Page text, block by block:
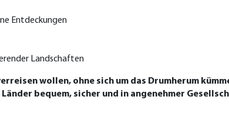
Entdeckungen
Landschaften
wollen, ohne sich um das Drumherum
bequem, sicher und in angenehmer